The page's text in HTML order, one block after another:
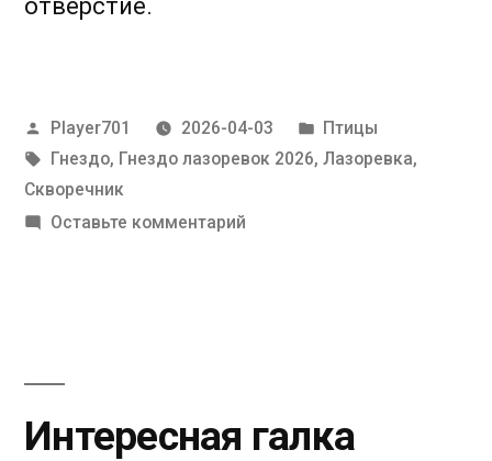
отверстие.
Написано
автором
Player701 2026-04-03
Написано
в
Птицы
Метки:
Гнездо, Гнездо лазоревок 2026, Лазоревка,
Скворечник
Оставьте комментарийк
Интересная галка